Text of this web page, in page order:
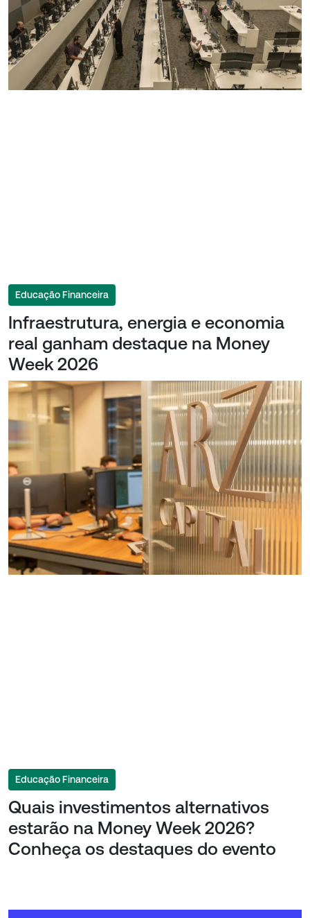
Educação Financeira
Infraestrutura, energia e economia
real ganham destaque na Money
Week 2026
Educação Financeira
Quais investimentos alternativos
estarão na Money Week 2026?
Conheça os destaques do evento